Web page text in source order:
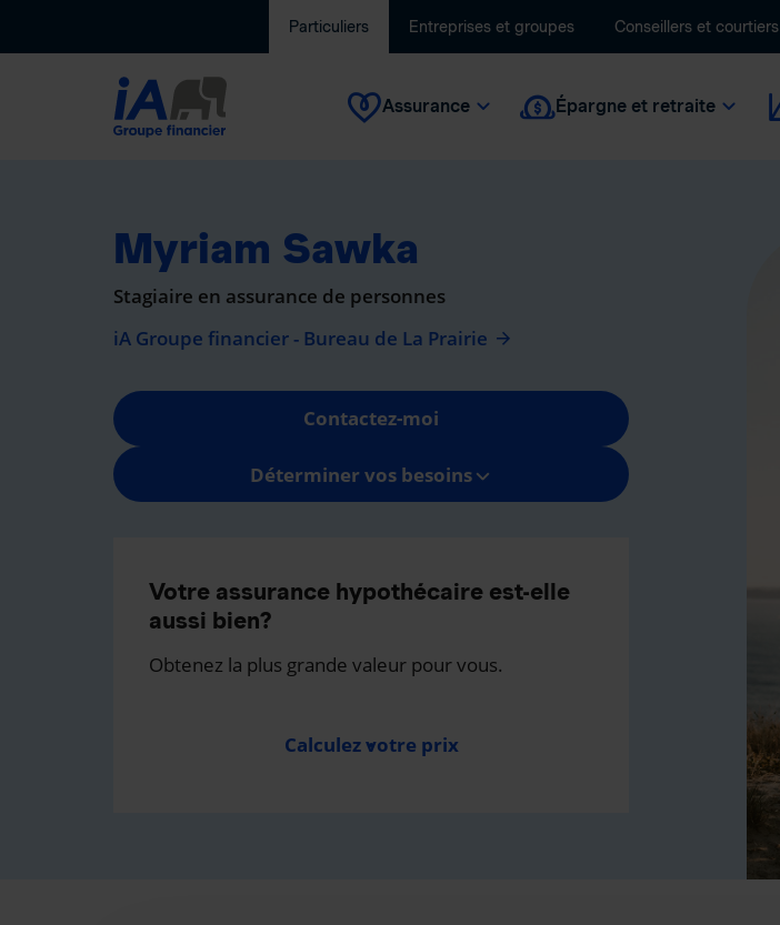
Particuliers Entreprises et groupes Conseillers et courtiers
Assurance Épargne et retraite
Myriam Sawka
Stagiaire en assurance de personnes
iA Groupe financier - Bureau de La Prairie
Contactez-moi
Déterminer vos besoins
Votre assurance hypothécaire est-elle
aussi bien?
Obtenez la plus grande valeur pour vous.
Calculez votre prix